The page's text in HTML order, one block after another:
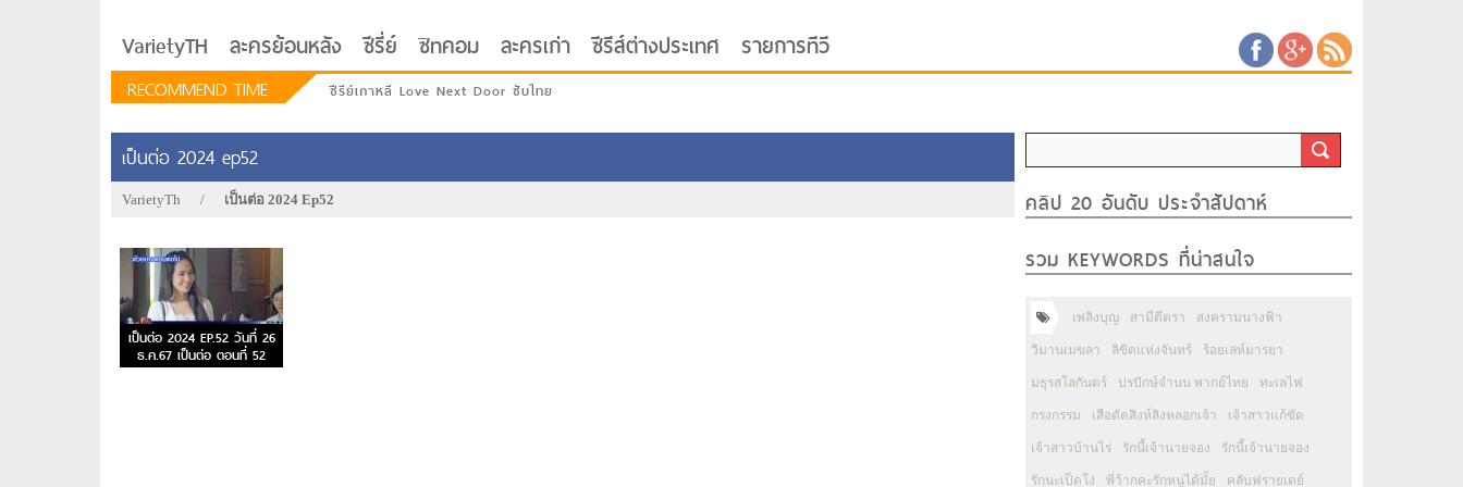
VarietyTH ละครย้อนหลัง ซีรี่ย์ ซิทคอม ละครเก่า ซีรีส์ต่างประเทศ รายการทีวี
RECOMMEND TIME ซีรีย์เกาหลี Love Next Door ซับไทย
เป็นต่อ 2024 ep52
VarietyTh / เป็นต่อ 2024 Ep52
เป็นต่อ 2024 EP.52 วันที่ 26
ธ.ค.67 เป็นต่อ ตอนที่ 52
คลิป 20 อันดับ ประจำสัปดาห์
รวม KEYWORDS ที่น่าสนใจ
เพลิงบุญ สามีตีตรา สงครามนางฟ้า
วิมานเมขลา ลิขิตแห่งจันทร์ ร้อยเล่ห์มารยา
มธุรสโลกันตร์ ปรปักษ์จำนน พากย์ไทย ทะเลไฟ
กรงกรรม เสือตัดสิงห์ลิงหลอกเจ้า เจ้าสาวแก้ขัด
เจ้าสาวบ้านไร่ รักนี้เจ้านายจอง รักนี้เจ้านายจอง
รักนะเป็ดโง่ พี่ว้ากคะรักหนูได้มั้ย คลับฟรายเดย์